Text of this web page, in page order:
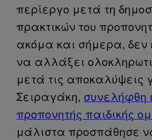
περίεργο μετά τη
πρακτικών του
ακόμα και σήμερα, δεν
να αλλάξει
μετά τις αποκαλύψεις
Σειραγάκη, συνελήφθη
προπονητής παιδικής
μάλιστα προσπάθησε